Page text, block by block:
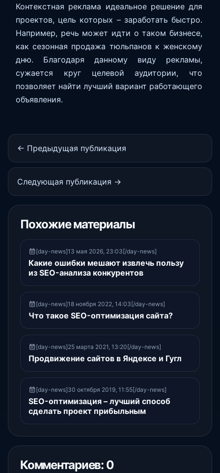
Контекстная реклама идеальное решение для
проектов, цель которых – заработать быстро.
Например, речь может идти о таком бизнесе,
как сезонная продажа тюльпанов к женскому
дню. Благодаря данному виду рекламы,
сужается круг целевой аудитории, что
позволяет найти лучший вариант работающего
объявления.
← Предыдущая публикация
Следующая публикация →
Похожие материалы
[day-news]13 мая 2026, 23:03[/day-news]
Какие ошибки мешают извлечь пользу
из SEO-анализа конкурентов
[day-news]18 ноября 2022, 14:03[/day-news]
Что такое SEO-оптимизация сайта?
[day-news]25 марта 2021, 13:20[/day-news]
Продвижение сайтов в Яндексе и Гугл
[day-news]30 октября 2019, 11:55[/day-news]
SEO-оптимизация – лучший способ
сделать проект прибыльным
Комментариев: 0